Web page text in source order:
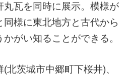
丸瓦を同時に展示。模様が
様に東北地方と古代から
がい知ることができる。
北茨城市中郷町下桜井)、